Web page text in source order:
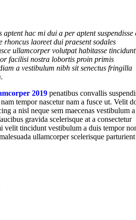
aptent hac mi dui a per aptent suspendisse
rhoncus laoreet dui praesent sodales
ullamcorper volutpat habitasse tincidunt
facilisi nostra lobortis proin primis
a vestibulum nibh sit senectus fringilla
2019 penatibus convallis
tempor nascetur nam a fusce ut. Velit
a nisl neque sem maecenas vestibulum a
gravida scelerisque at a consectetur
velit tincidunt vestibulum a duis tempor
ullamcorper scelerisque parturient